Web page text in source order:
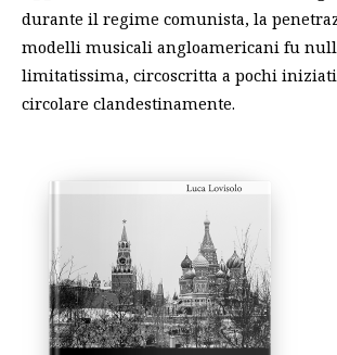
durante il regime comunista, la
modelli musicali angloamericani fu
limitatissima, circoscritta a pochi iniziati
circolare clandestinamente.